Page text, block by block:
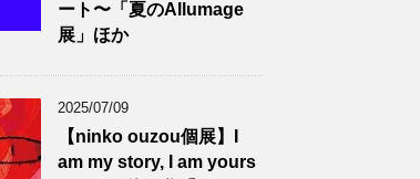
ート〜「夏のAllumage
展」ほか
2025/07/09
【ninko ouzou個展】I
am my story, I am yours